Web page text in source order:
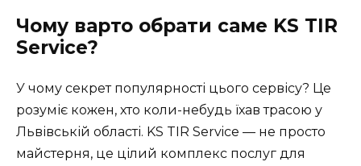
Чому варто обрати саме KS TIR
Service?
У чому секрет популярності цього сервісу? Це
розуміє кожен, хто коли-небудь їхав трасою у
Львівській області. KS TIR Service — не просто
майстерня, це цілий комплекс послуг для